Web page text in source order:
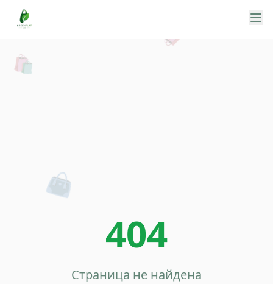
🛍️
🛍️
👜
404
Страница не найдена